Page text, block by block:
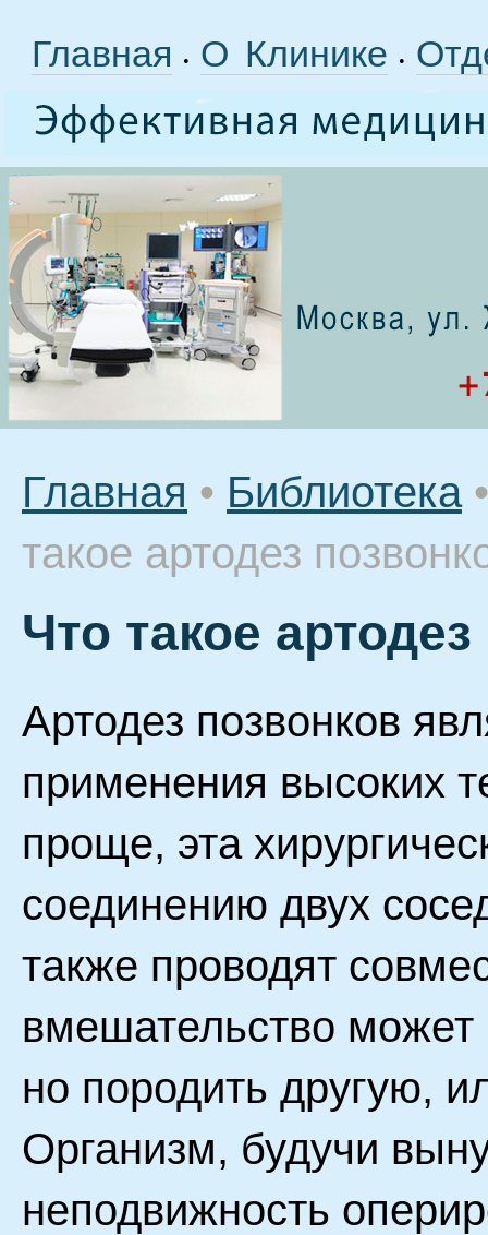
Главная • О Клинике •
Главная • Библиотека •
такое артодез
Что такое
Артодез позвонков
применения высоких
проще, эта
соединению двух
также проводят
вмешательство
но породить другую,
Организм, будучи
неподвижность